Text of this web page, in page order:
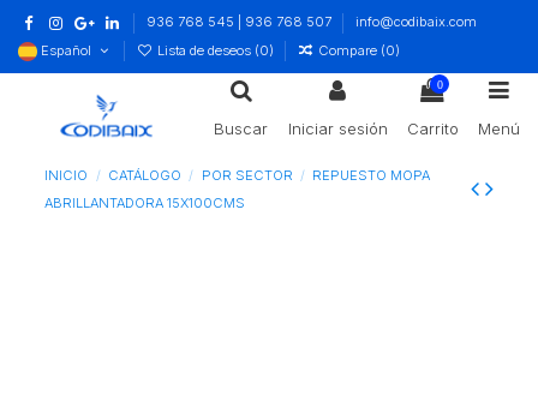
936 768 545 | 936 768 507
info@codibaix.com
Español
Lista de deseos (0) Compare (0)
Buscar Iniciar sesión
0
Carrito Menú
INICIO CATÁLOGO POR SECTOR
REPUESTO MOPA
ABRILLANTADORA 15X100CMS